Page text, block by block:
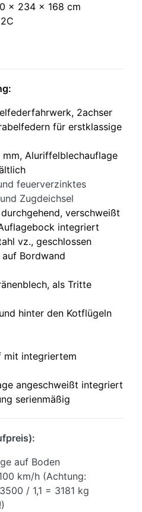
x 234 x 168 cm
2achser
für erstklassige
Aluriffelblechauflage
feuerverzinktes
Zugdeichsel
verschweißt
integriert
vz., geschlossen
Bordwand
als Tritte
hinter den Kotflügeln
mit integriertem
angeschweißt integriert
serienmäßig
auf Boden
km/h (Achtung:
/ 1,1 = 3181 kg